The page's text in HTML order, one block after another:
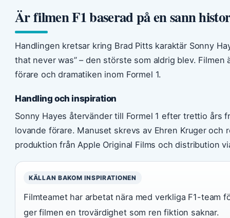
Är filmen F1 baserad på en sann
Handlingen kretsar kring Brad Pitts karaktär Sonny
that never was” – den störste som aldrig blev.
förare och dramatiken inom Formel 1.
Handling och inspiration
Sonny Hayes återvänder till Formel 1 efter trettio års
lovande förare. Manuset skrevs av Ehren Kruger och
produktion från Apple Original Films och distribution
KÄLLAN BAKOM INSPIRATIONEN
Filmteamet har arbetat nära med verkliga F1-team
ger filmen en trovärdighet som ren fiktion saknar.